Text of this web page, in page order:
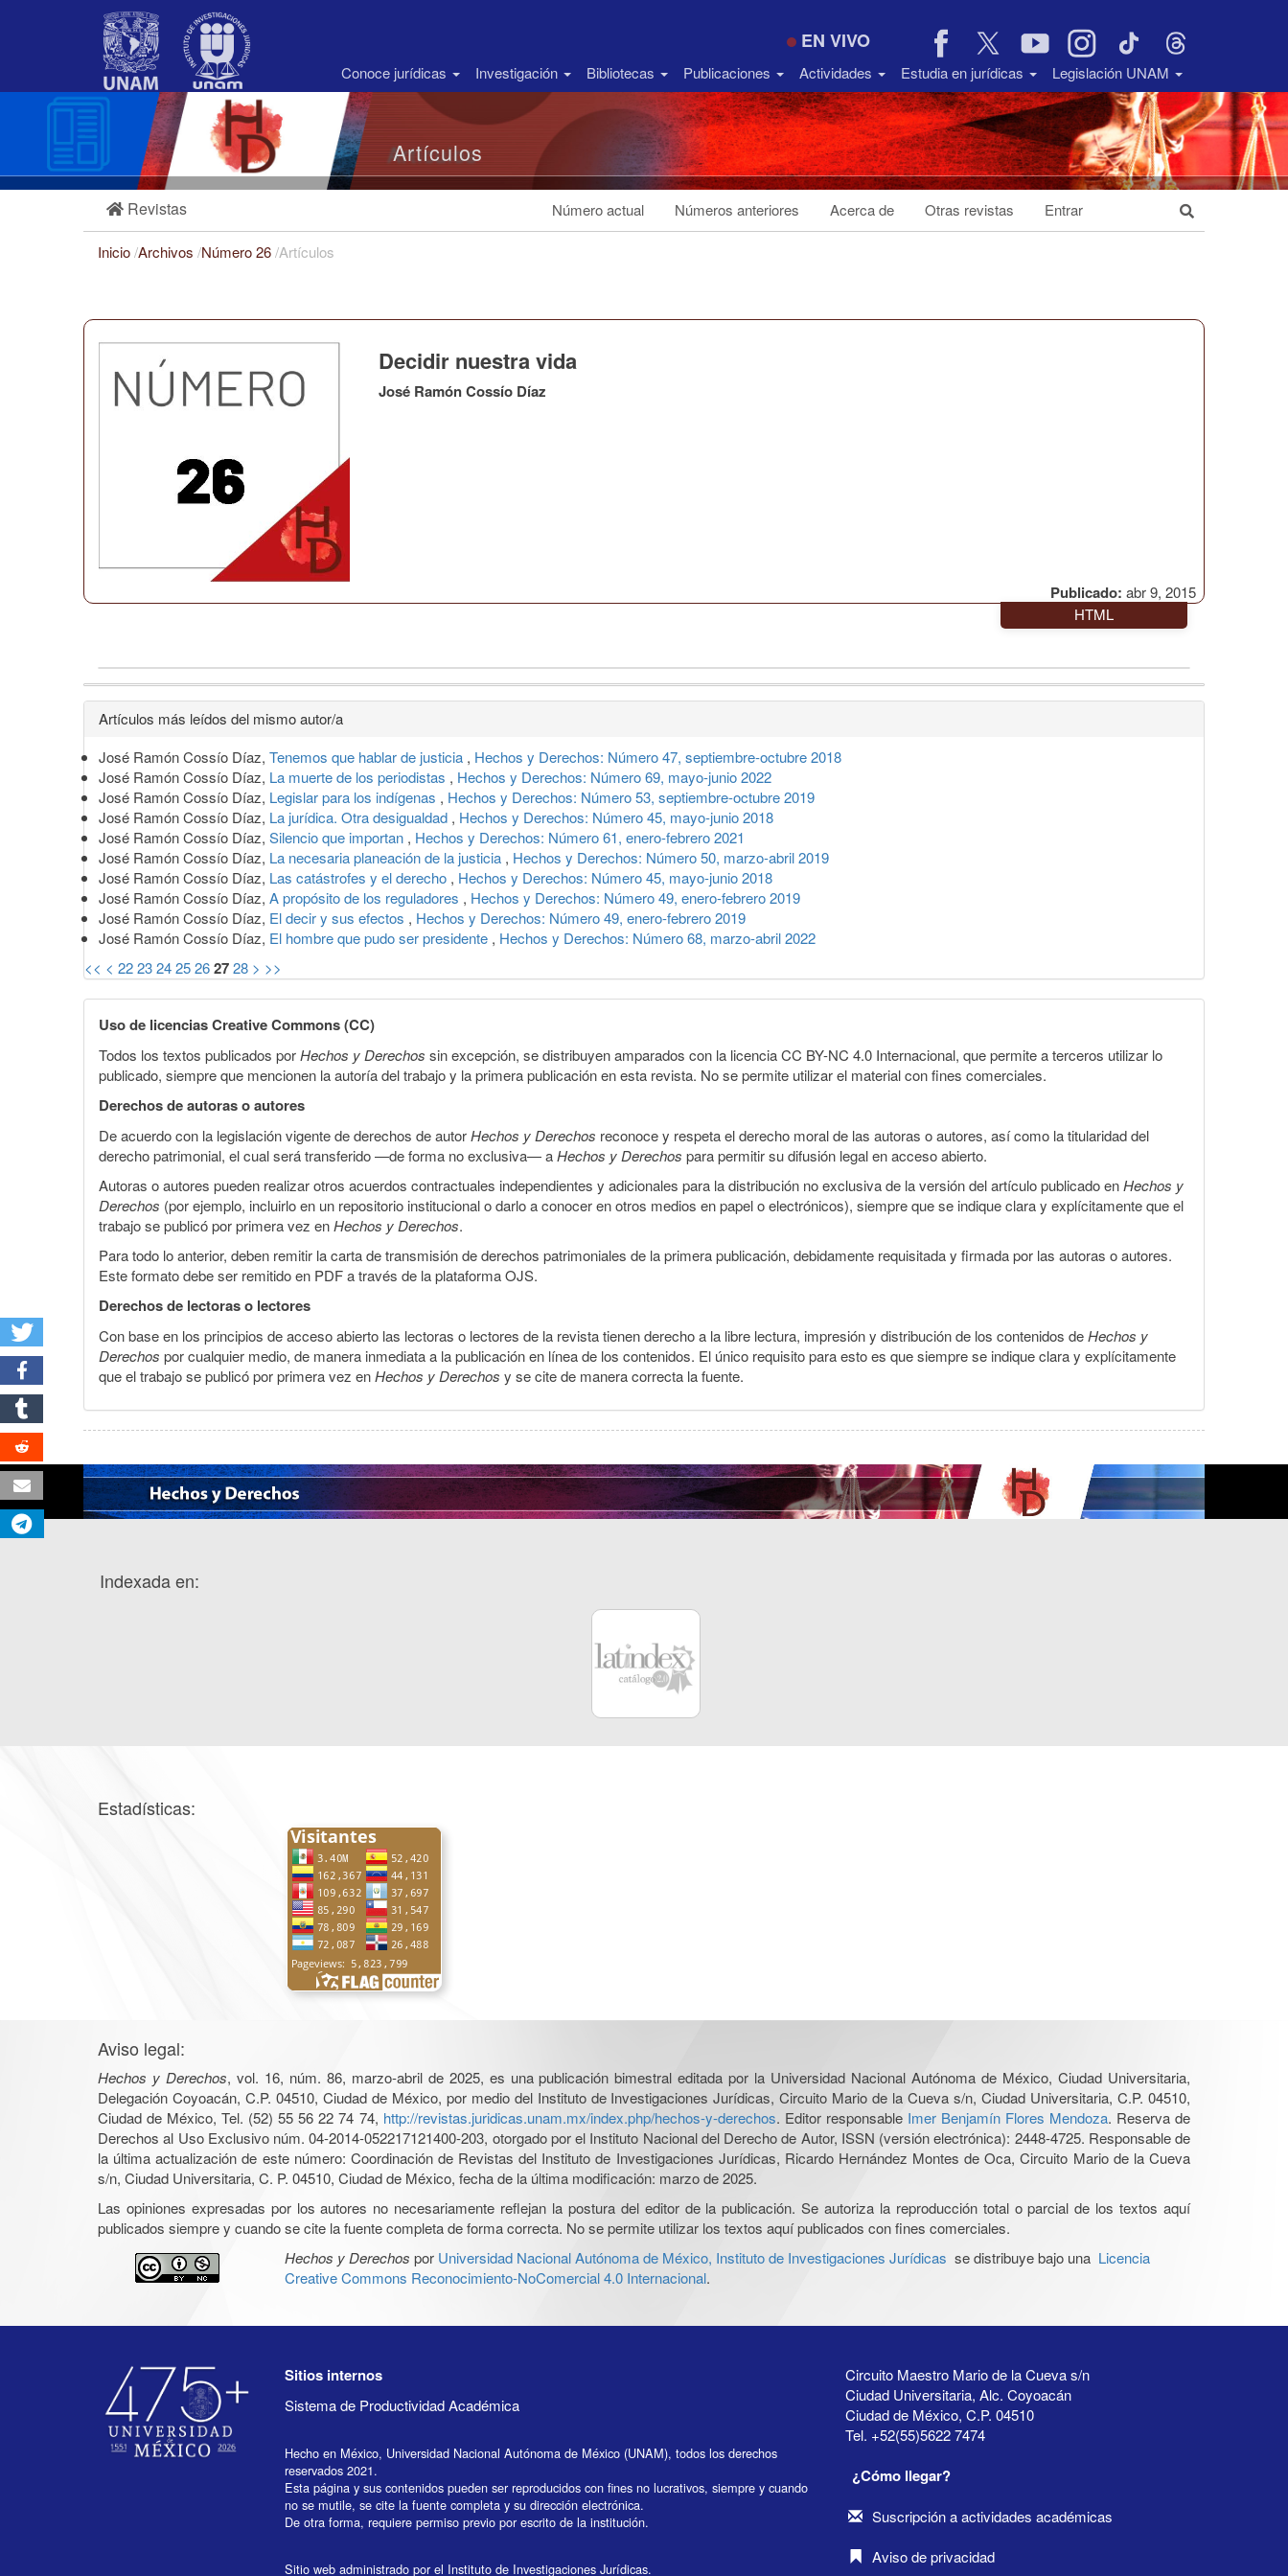
Barra
EN VIVO
Conoce jurídicas Investigación Bibliotecas Publicaciones Actividades Estudia en jurídicas Legislación UNAM
Artículos
Revistas Número actual Números anteriores Acerca de Otras revistas Entrar
Inicio/Archivos /Número 26/Artículos
Publicado: abr 9, 2015
Decidir nuestra vida
José Ramón Cossío Díaz
HTML
Detalles
del
artículo
Artículos más leídos del mismo autor/a
José Ramón Cossío Díaz, Tenemos que hablar de justicia , Hechos y Derechos: Número 47, septiembre-octubre 2018
José Ramón Cossío Díaz, La muerte de los periodistas , Hechos y Derechos: Número 69, mayo-junio 2022
José Ramón Cossío Díaz, Legislar para los indígenas , Hechos y Derechos: Número 53, septiembre-octubre 2019
José Ramón Cossío Díaz, La jurídica. Otra desigualdad , Hechos y Derechos: Número 45, mayo-junio 2018
José Ramón Cossío Díaz, Silencio que importan , Hechos y Derechos: Número 61, enero-febrero 2021
José Ramón Cossío Díaz, La necesaria planeación de la justicia , Hechos y Derechos: Número 50, marzo-abril 2019
José Ramón Cossío Díaz, Las catástrofes y el derecho , Hechos y Derechos: Número 45, mayo-junio 2018
José Ramón Cossío Díaz, A propósito de los reguladores , Hechos y Derechos: Número 49, enero-febrero 2019
José Ramón Cossío Díaz, El decir y sus efectos , Hechos y Derechos: Número 49, enero-febrero 2019
José Ramón Cossío Díaz, El hombre que pudo ser presidente , Hechos y Derechos: Número 68, marzo-abril 2022
<< < 22232425262728 > >>
Uso de licencias Creative Commons (CC)
Todos los textos publicados porHechos y Derechos sin excepción, se distribuyen amparados con la licencia CC BY-NC 4.0 Internacional, que permite a terceros utilizar lo
publicado, siempre que mencionen la autoría del trabajo y la primera publicación en esta revista. No se permite utilizar el material con fines comerciales.
Derechos de autoras o autores
De acuerdo con la legislación vigente de derechos de autorHechos y Derechos reconoce y respeta el derecho moral de las autoras o autores, así como la titularidad del
derecho patrimonial, el cual será transferido —de forma no exclusiva— aHechos y Derechos para permitir su difusión legal en acceso abierto.
Autoras o autores pueden realizar otros acuerdos contractuales independientes y adicionales para la distribución no exclusiva de la versión del artículo publicado enHechos y
Derechos (por ejemplo, incluirlo en un repositorio institucional o darlo a conocer en otros medios en papel o electrónicos), siempre que se indique clara y explícitamente que el
trabajo se publicó por primera vez enHechos y Derechos.
Para todo lo anterior, deben remitir la carta de transmisión de derechos patrimoniales de la primera publicación, debidamente requisitada y firmada por las autoras o autores.
Este formato debe ser remitido en PDF a través de la plataforma OJS.
Derechos de lectoras o lectores
Con base en los principios de acceso abierto las lectoras o lectores de la revista tienen derecho a la libre lectura, impresión y distribución de los contenidos deHechos y
Derechos por cualquier medio, de manera inmediata a la publicación en línea de los contenidos. El único requisito para esto es que siempre se indique clara y explícitamente
que el trabajo se publicó por primera vez enHechos y Derechos y se cite de manera correcta la fuente.
Indexada en:
Estadísticas:
Aviso legal:
Hechos y Derechos, vol. 16, núm. 86, marzo-abril de 2025, es una publicación bimestral editada por la Universidad Nacional Autónoma de México, Ciudad Universitaria,
Delegación Coyoacán, C.P. 04510, Ciudad de México, por medio del Instituto de Investigaciones Jurídicas, Circuito Mario de la Cueva s/n, Ciudad Universitaria, C.P. 04510,
Ciudad de México, Tel. (52) 55 56 22 74 74, http://revistas.juridicas.unam.mx/index.php/hechos-y-derechos. Editor responsable Imer Benjamín Flores Mendoza. Reserva de
Derechos al Uso Exclusivo núm. 04-2014-052217121400-203, otorgado por el Instituto Nacional del Derecho de Autor, ISSN (versión electrónica): 2448-4725. Responsable de
la última actualización de este número: Coordinación de Revistas del Instituto de Investigaciones Jurídicas, Ricardo Hernández Montes de Oca, Circuito Mario de la Cueva
s/n, Ciudad Universitaria, C. P. 04510, Ciudad de México, fecha de la última modificación: marzo de 2025.
Las opiniones expresadas por los autores no necesariamente reflejan la postura del editor de la publicación. Se autoriza la reproducción total o parcial de los textos aquí
publicados siempre y cuando se cite la fuente completa de forma correcta. No se permite utilizar los textos aquí publicados con fines comerciales.
Hechos y Derechos por Universidad Nacional Autónoma de México, Instituto de Investigaciones Jurídicas se distribuye bajo una Licencia
Creative Commons Reconocimiento-NoComercial 4.0 Internacional.
Sitios internos
Sistema de Productividad Académica
Hecho en México, Universidad Nacional Autónoma de México (UNAM), todos los derechos
reservados 2021.
Esta página y sus contenidos pueden ser reproducidos con fines no lucrativos, siempre y cuando
no se mutile, se cite la fuente completa y su dirección electrónica.
De otra forma, requiere permiso previo por escrito de la institución.
Sitio web administrado por el Instituto de Investigaciones Jurídicas.
Circuito Maestro Mario de la Cueva s/n
Ciudad Universitaria, Alc. Coyoacán
Ciudad de México, C.P. 04510
Tel. +52(55)5622 7474
¿Cómo llegar?
Suscripción a actividades académicas
Aviso de privacidad